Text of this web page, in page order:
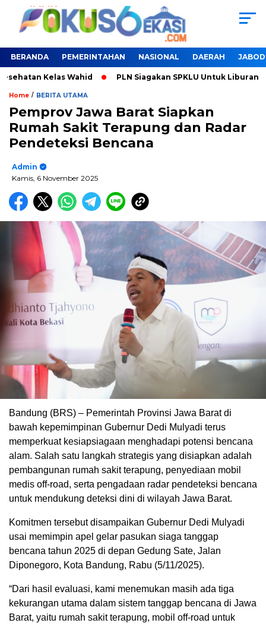
BERANDA PEMERINTAHAN NASIONAL DAERAH
Kelas Wahid PLN Siagakan SPKLU Untuk Liburan Nataru
Home / BERITA UTAMA
Pemprov Jawa Barat Siapkan
Rumah Sakit Terapung dan Radar
Pendeteksi Bencana
Admin
Kamis, 6 November 2025
Bandung (BRS) – Pemerintah Provinsi Jawa Barat di
bawah kepemimpinan Gubernur Dedi Mulyadi terus
memperkuat kesiapsiagaan menghadapi potensi bencana
alam. Salah satu langkah strategis yang disiapkan adalah
pembangunan rumah sakit terapung, penyediaan mobil
medis off-road, serta pengadaan radar pendeteksi bencana
untuk mendukung deteksi dini di wilayah Jawa Barat.
Komitmen tersebut disampaikan Gubernur Dedi Mulyadi
usai memimpin apel gelar pasukan siaga tanggap
bencana tahun 2025 di depan Gedung Sate, Jalan
Diponegoro, Kota Bandung, Rabu (5/11/2025).
“Dari hasil evaluasi, kami menemukan masih ada tiga
kekurangan utama dalam sistem tanggap bencana di Jawa
Barat, yaitu rumah sakit terapung, mobil off-road untuk